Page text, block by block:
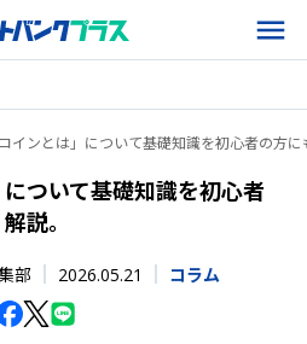
コインとは」について基礎知識を初心者の方
について基礎知識を初心者
説。
部 2026.05.21 コラム